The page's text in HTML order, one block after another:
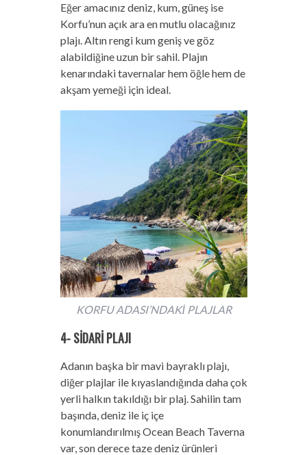
Eğer amacınız deniz, kum, güneş ise
Korfu’nun açık ara en mutlu olacağınız
plajı. Altın rengi kum geniş ve göz
alabildiğine uzun bir sahil. Plajın
kenarındaki tavernalar hem öğle hem de
akşam yemeği için ideal.
KORFU ADASI’NDAKİ PLAJLAR
4- SİDARİ PLAJI
Adanın başka bir mavi bayraklı plajı,
diğer plajlar ile kıyaslandığında daha çok
yerli halkın takıldığı bir plaj. Sahilin tam
başında, deniz ile iç içe
konumlandırılmış Ocean Beach Taverna
var, son derece taze deniz ürünleri